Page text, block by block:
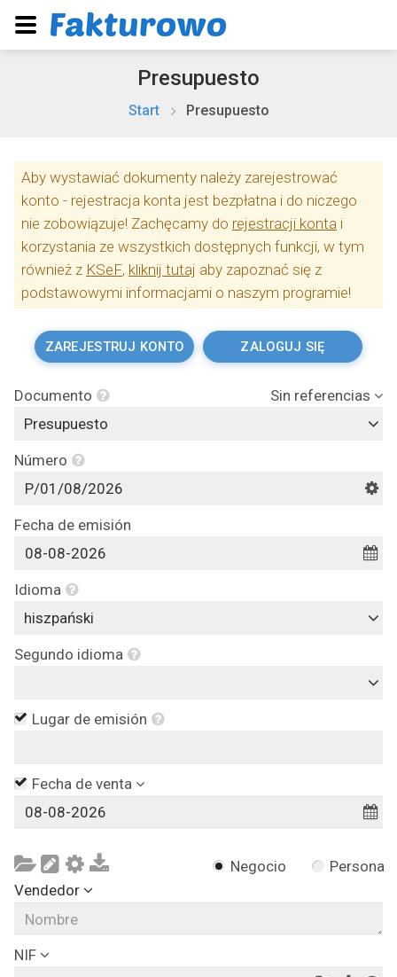
Presupuesto
Start Presupuesto
Aby wystawiać dokumenty należy zarejestrować
konto - rejestracja konta jest bezpłatna i do niczego
nie zobowiązuje! Zachęcamy do rejestracji konta i
korzystania ze wszystkich dostępnych funkcji, w tym
również z KSeF, kliknij tutaj aby zapoznać się z
podstawowymi informacjami o naszym programie!
ZAREJESTRUJ KONTO ZALOGUJ SIĘ
Documento
Sin referencias
Presupuesto
Número
Fecha de emisión
Idioma
hiszpański
Segundo idioma
Lugar de emisión
Fecha de venta
Negocio
Persona
Vendedor
NIF